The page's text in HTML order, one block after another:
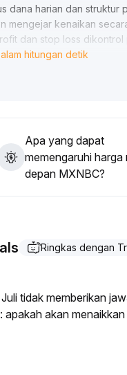
dana harian dan
mengejar kenaikan
dan stop loss
volume transaksi
hitungan detik
Apa yang dapat
memengaruhi harga
depan MXNBC?
Ringkas dengan
tidak memberikan
akan